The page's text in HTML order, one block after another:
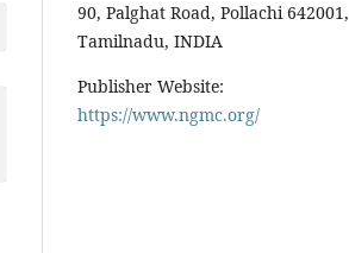
90, Palghat Road, Pollachi 642001,
Tamilnadu, INDIA
Publisher Website:
https://www.ngmc.org/